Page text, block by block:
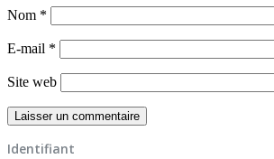
Nom *
E-mail *
Site web
Identifiant